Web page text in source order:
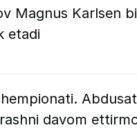
Magnus Karlsen
etadi
davom